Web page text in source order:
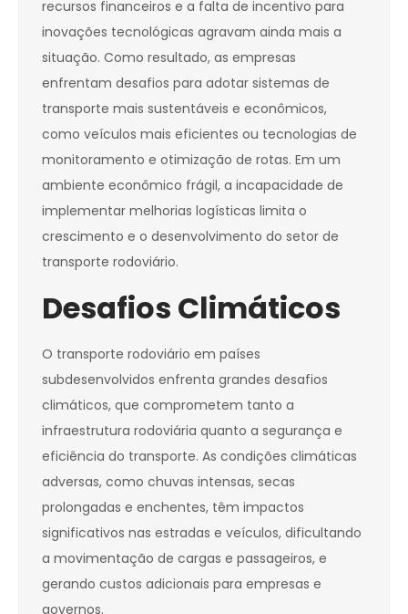
recursos financeiros e a falta de incentivo para
inovações tecnológicas agravam ainda mais a
situação. Como resultado, as empresas
enfrentam desafios para adotar sistemas de
transporte mais sustentáveis e econômicos,
como veículos mais eficientes ou tecnologias de
monitoramento e otimização de rotas. Em um
ambiente econômico frágil, a incapacidade de
implementar melhorias logísticas limita o
crescimento e o desenvolvimento do setor de
transporte rodoviário.
Desafios Climáticos
O transporte rodoviário em países
subdesenvolvidos enfrenta grandes desafios
climáticos, que comprometem tanto a
infraestrutura rodoviária quanto a segurança e
eficiência do transporte. As condições climáticas
adversas, como chuvas intensas, secas
prolongadas e enchentes, têm impactos
significativos nas estradas e veículos, dificultando
a movimentação de cargas e passageiros, e
gerando custos adicionais para empresas e
governos.